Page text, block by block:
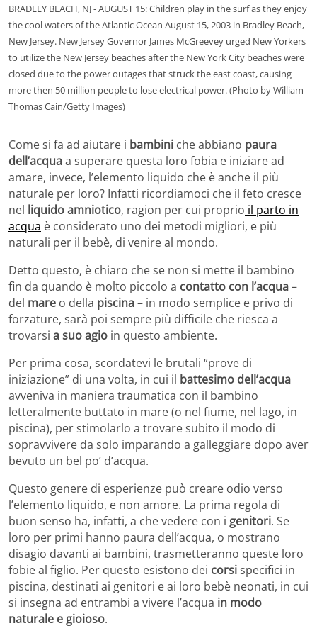
BRADLEY BEACH, NJ - AUGUST 15: Children play in the surf as they enjoy
the cool waters of the Atlantic Ocean August 15, 2003 in Bradley Beach,
New Jersey. New Jersey Governor James McGreevey urged New Yorkers
to utilize the New Jersey beaches after the New York City beaches were
closed due to the power outages that struck the east coast, causing
more then 50 million people to lose electrical power. (Photo by William
Thomas Cain/Getty Images)
Come si fa ad aiutare i bambini che abbiano paura
dell’acquaa superare questa loro fobia e iniziare ad
amare, invece, l’elemento liquido che è anche il più
naturale per loro? Infatti ricordiamoci che il feto cresce
nel liquido amniotico, ragion per cui proprio il parto in
acqua è considerato uno dei metodi migliori, e più
naturali per il bebè, di venire al mondo.
Detto questo, è chiaro che se non si mette il bambino
fin da quando è molto piccolo a contatto con l’acqua–
del mare o della piscina– in modo semplice e privo di
forzature, sarà poi sempre più difficile che riesca a
trovarsi a suo agio in questo ambiente.
Per prima cosa, scordatevi le brutali “prove di
iniziazione” di una volta, in cui il battesimo dell’acqua
avveniva in maniera traumatica con il bambino
letteralmente buttato in mare (o nel fiume, nel lago, in
piscina), per stimolarlo a trovare subito il modo di
sopravvivere da solo imparando a galleggiare dopo aver
bevuto un bel po’ d’acqua.
Questo genere di esperienze può creare odio verso
l’elemento liquido, e non amore. La prima regola di
buon senso ha, infatti, a che vedere con i genitori. Se
loro per primi hanno paura dell’acqua, o mostrano
disagio davanti ai bambini, trasmetteranno queste loro
fobie al figlio. Per questo esistono dei corsispecifici in
piscina, destinati ai genitori e ai loro bebè neonati, in cui
si insegna ad entrambi a vivere l’acqua in modo
naturale e gioioso.